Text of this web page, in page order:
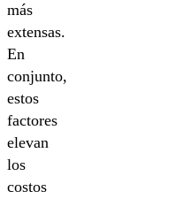
más
extensas.
En
conjunto,
estos
factores
elevan
los
costos